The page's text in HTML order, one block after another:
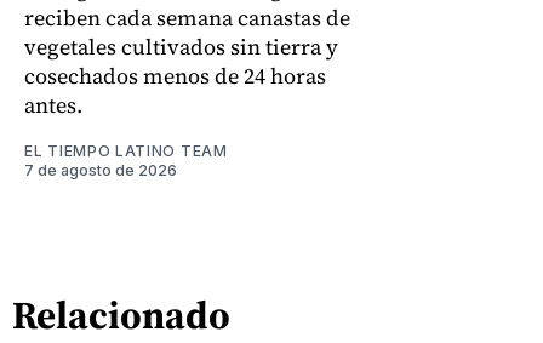
reciben cada semana canastas de
vegetales cultivados sin tierra y
cosechados menos de 24 horas
antes.
EL TIEMPO LATINO TEAM
7 de agosto de 2026
Relacionado